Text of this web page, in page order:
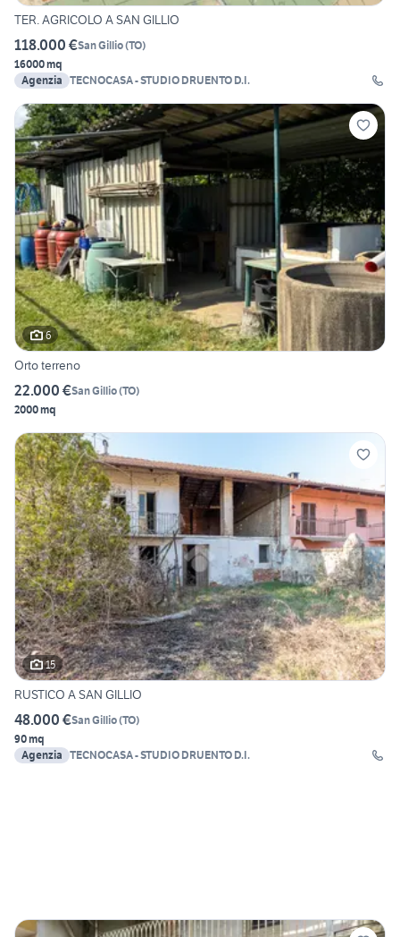
TER. AGRICOLO A SAN GILLIO
118.000 €San Gillio(TO)
16000 mq
Agenzia TECNOCASA - STUDIO DRUENTO D.I.
6
Orto terreno
22.000 €San Gillio(TO)
2000 mq
15
RUSTICO A SAN GILLIO
48.000 €San Gillio(TO)
90 mq
Agenzia TECNOCASA - STUDIO DRUENTO D.I.